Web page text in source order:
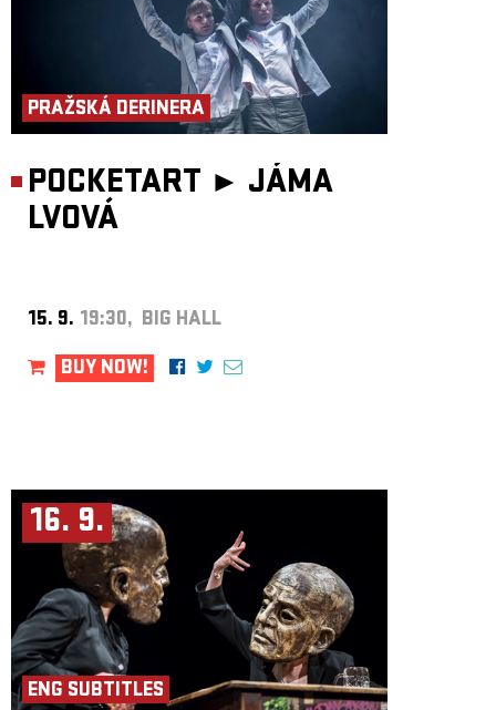
PRAŽSKÁ DERINERA
POCKETART ► JÁMA
LVOVÁ
15. 9. 19:30, BIG HALL
BUY NOW!
16. 9.
ENG SUBTITLES